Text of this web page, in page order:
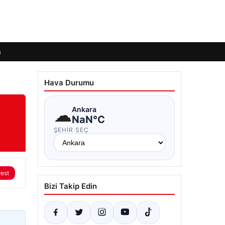
Hava Durumu
☁Ankara
NaN°C
ŞEHIR SEÇ
Bizi Takip Edin